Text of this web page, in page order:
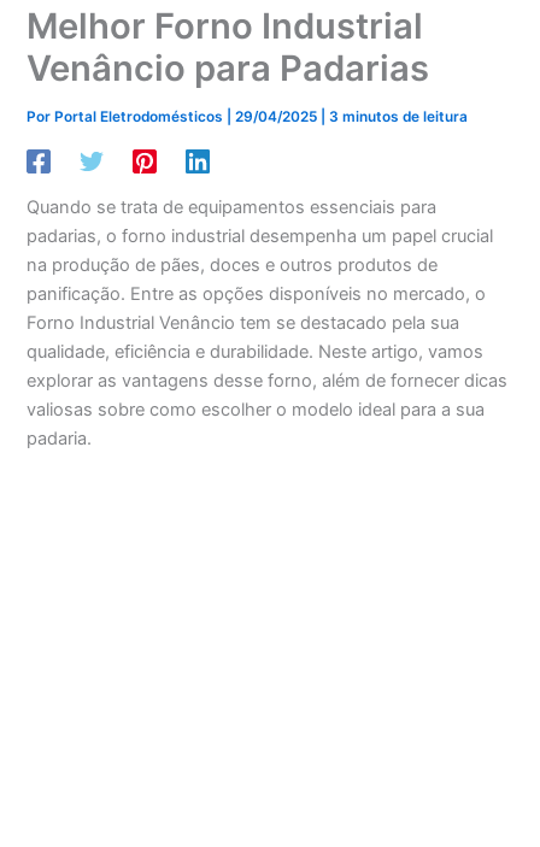
Melhor Forno Industrial
Venâncio para Padarias
Por Portal Eletrodomésticos |29/04/2025 |3 minutos de leitura
Quando se trata de equipamentos essenciais para
padarias, o forno industrial desempenha um papel crucial
na produção de pães, doces e outros produtos de
panificação. Entre as opções disponíveis no mercado, o
Forno Industrial Venâncio tem se destacado pela sua
qualidade, eficiência e durabilidade. Neste artigo, vamos
explorar as vantagens desse forno, além de fornecer dicas
valiosas sobre como escolher o modelo ideal para a sua
padaria.